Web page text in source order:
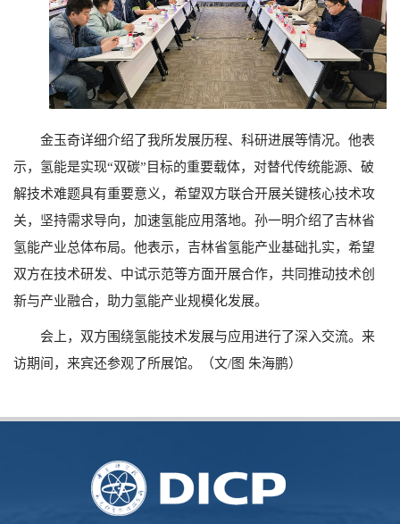
金玉奇详细介绍了我所发展历程、科研进展等情况。他表
示，氢能是实现“双碳”目标的重要载体，对替代传统能源、破
解技术难题具有重要意义，希望双方联合开展关键核心技术攻
关，坚持需求导向，加速氢能应用落地。孙一明介绍了吉林省
氢能产业总体布局。他表示，吉林省氢能产业基础扎实，希望
双方在技术研发、中试示范等方面开展合作，共同推动技术创
新与产业融合，助力氢能产业规模化发展。
会上，双方围绕氢能技术发展与应用进行了深入交流。来
访期间，来宾还参观了所展馆。（文/图 朱海鹏）